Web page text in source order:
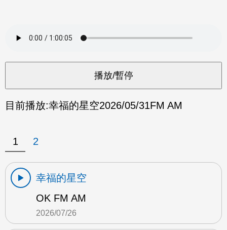
目前播放:幸福的星空2026/05/31FM AM
1 2
幸福的星空
OK FM AM
2026/07/26